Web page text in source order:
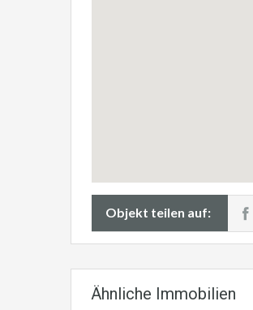
Objekt teilen auf:
Ähnliche Immobilien